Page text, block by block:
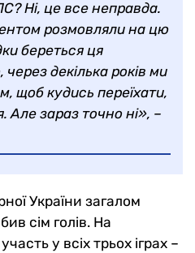
Ні, це все неправда.
розмовляли на цю
береться ця
декілька років ми
щоб кудись переїхати,
Але зараз точно ні», –
України загалом
сім голів. На
у всіх трьох іграх –